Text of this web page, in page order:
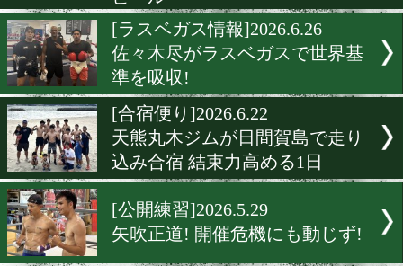
世界戦へ
[公開練習]2026.7.7
「真剣にはライフル」増田
言葉ににじむ勝負観!
[公開練習]2026.6.30
但馬ミツロが王座奪取へ仕
り順調! 豪州王者相手に好
ピール